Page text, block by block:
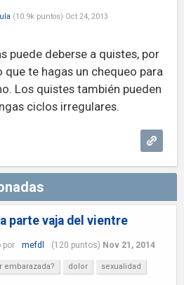
(10.9k puntos) Oct 24, 2013
puede deberse a quistes, por
te hagas un chequeo para
Los quistes también pueden
ciclos irregulares.
parte vaja del vientre
por mefdl (120 puntos) Nov 21, 2014
embarazada? dolor sexualidad